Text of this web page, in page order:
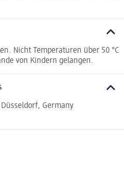
Nicht Temperaturen über 50 °C
von Kindern gelangen.
Düsseldorf, Germany